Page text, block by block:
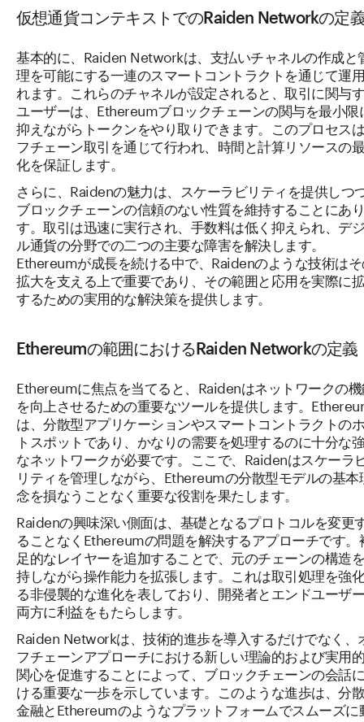
仮想通貨コンテキストでのRaiden Networkの定
基本的に、Raiden Networkは、支払いチャネルの作成と
理を可能にする一連のスマートコントラクトを通じて運
れます。これらのチャネルが設定されると、取引に関与
ユーザーは、Ethereumブロックチェーンの関与を最小限
抑えながらトークンをやり取りできます。このプロセス
フチェーン取引を通じて行われ、時間と計算リソースの
化を保証します。
さらに、Raidenの魅力は、スケーラビリティを提供しつ
ブロックチェーンの信頼のない性質を維持することにあ
す。取引は迅速に実行され、手数料は低く抑えられ、デ
ル通貨の分野での二つの主要な障害を解決します。
Ethereumが成長を続ける中で、Raidenのような技術は
拡大を支える上で重要であり、その範囲と応用を実際に
するための実用的な解決策を提供します。
Ethereumの範囲におけるRaiden Networkの定義
Ethereumに焦点を当てると、Raidenはネットワークの
を向上させるための重要なツールを提供します。
は、分散型アプリケーションやスマートコントラクトの
トスポットであり、かなりの需要を処理するのに十分な
なネットワークが必要です。ここで、Raidenはスケーラ
リティを管理しながら、Ethereumの分散型モデルの基本
念を損なうことなく重要な役割を果たします。
Raidenの興味深い側面は、基礎となるプロトコルを変更
ることなくEthereumの問題を解決するアプローチです。
足的なレイヤーを追加することで、元のチェーンの構造
持しながら操作能力を拡張します。これは取引処理を強
る非侵襲的な進化を表しており、開発者とエンドユーザ
両方に利益をもたらします。
Raiden Networkは、技術的進歩を導入するだけでなく、
フチェーンアプローチにおける新しい理論的および実用
関心を促進することによって、ブロックチェーンの会話
ける重要な一歩を示しています。このような進歩は、分
金融とEthereumのようなプラットフォームでスムーズに